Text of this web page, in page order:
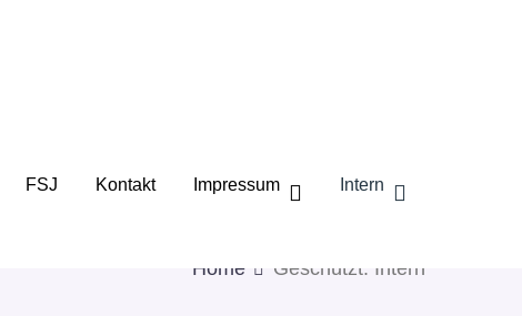
FSJ Kontakt Impressum Intern
Home Geschützt: Intern